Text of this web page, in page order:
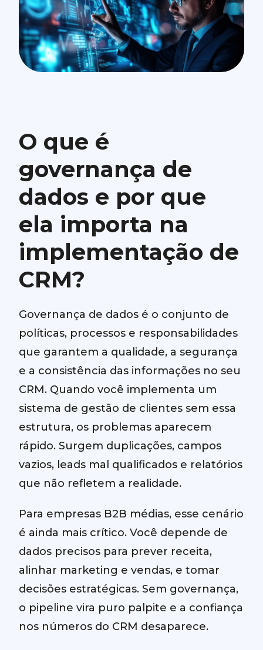
O que é
governança de
dados e por que
ela importa na
implementação de
CRM?
Governança de dados é o conjunto de
políticas, processos e responsabilidades
que garantem a qualidade, a segurança
e a consistência das informações no seu
CRM. Quando você implementa um
sistema de gestão de clientes sem essa
estrutura, os problemas aparecem
rápido. Surgem duplicações, campos
vazios, leads mal qualificados e relatórios
que não refletem a realidade.
Para empresas B2B médias, esse cenário
é ainda mais crítico. Você depende de
dados precisos para prever receita,
alinhar marketing e vendas, e tomar
decisões estratégicas. Sem governança,
o pipeline vira puro palpite e a confiança
nos números do CRM desaparece.